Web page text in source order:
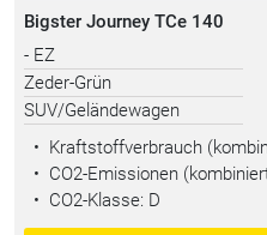
Bigster Journey TCe 140
- EZ
Zeder-Grün
SUV/Geländewagen
• Kraftstoffverbrauch
• CO2-Emissionen
• CO2-Klasse: D